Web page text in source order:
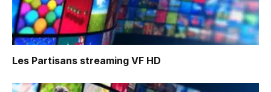
Les Partisans streaming VF HD